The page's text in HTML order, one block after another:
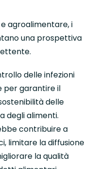
agroalimentare, i
una prospettiva
delle infezioni
per garantire il
delle
degli alimenti.
contribuire a
limitare la diffusione
la qualità